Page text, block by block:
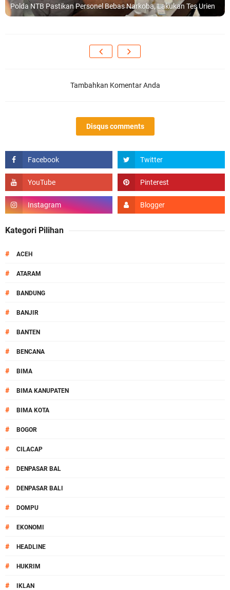
Polda NTB Pastikan Personel Bebas Narkoba, Lakukan Tes Urien
Tambahkan Komentar Anda
Disqus comments
Kategori Pilihan
# ACEH
# ATARAM
# BANDUNG
# BANJIR
# BANTEN
# BENCANA
# BIMA
# BIMA KANUPATEN
# BIMA KOTA
# BOGOR
# CILACAP
# DENPASAR BAL
# DENPASAR BALI
# DOMPU
# EKONOMI
# HEADLINE
# HUKRIM
# IKLAN